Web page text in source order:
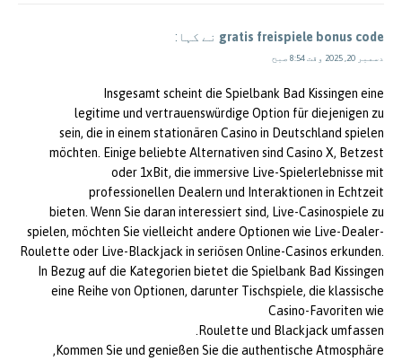
gratis freispiele bonus code نے کہا:
دسمبر 20, 2025 وقت 8:54 صبح
Insgesamt scheint die Spielbank Bad Kissingen eine
legitime und vertrauenswürdige Option für diejenigen zu
sein, die in einem stationären Casino in Deutschland spielen
möchten. Einige beliebte Alternativen sind Casino X, Betzest
oder 1xBit, die immersive Live-Spielerlebnisse mit
professionellen Dealern und Interaktionen in Echtzeit
bieten. Wenn Sie daran interessiert sind, Live-Casinospiele zu
spielen, möchten Sie vielleicht andere Optionen wie Live-Dealer-
Roulette oder Live-Blackjack in seriösen Online-Casinos erkunden.
In Bezug auf die Kategorien bietet die Spielbank Bad Kissingen
eine Reihe von Optionen, darunter Tischspiele, die klassische
Casino-Favoriten wie
Roulette und Blackjack umfassen.
Kommen Sie und genießen Sie die authentische Atmosphäre,